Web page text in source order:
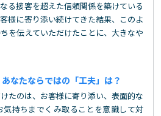
る接客を超えた信頼関係を築けている
様に寄り添い続けてきた結果、このよ
を伝えていただけたことに、大きなや
なたならではの「工夫」は？
たのは、お客様に寄り添い、表面的な
気持ちまでくみ取ることを意識して対